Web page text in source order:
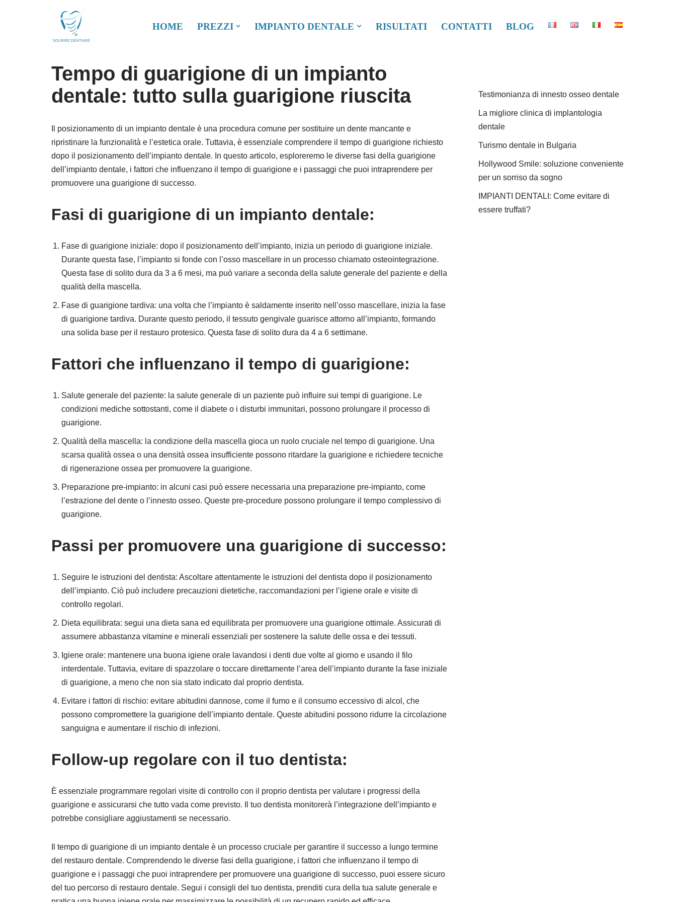
HOME PREZZI IMPIANTO DENTALE RISULTATI CONTATTI BLOG
Tempo di guarigione di un impianto
dentale: tutto sulla guarigione riuscita
Il posizionamento di un impianto dentale è una procedura comune per sostituire un dente mancante e
ripristinare la funzionalità e l’estetica orale. Tuttavia, è essenziale comprendere il tempo di guarigione richiesto
dopo il posizionamento dell’impianto dentale. In questo articolo, esploreremo le diverse fasi della guarigione
dell’impianto dentale, i fattori che influenzano il tempo di guarigione e i passaggi che puoi intraprendere per
promuovere una guarigione di successo.
Fasi di guarigione di un impianto dentale:
Fase di guarigione iniziale: dopo il posizionamento dell’impianto, inizia un periodo di guarigione iniziale.
Durante questa fase, l’impianto si fonde con l’osso mascellare in un processo chiamato osteointegrazione.
Questa fase di solito dura da 3 a 6 mesi, ma può variare a seconda della salute generale del paziente e della
qualità della mascella.
Fase di guarigione tardiva: una volta che l’impianto è saldamente inserito nell’osso mascellare, inizia la fase
di guarigione tardiva. Durante questo periodo, il tessuto gengivale guarisce attorno all’impianto, formando
una solida base per il restauro protesico. Questa fase di solito dura da 4 a 6 settimane.
Fattori che influenzano il tempo di guarigione:
Salute generale del paziente: la salute generale di un paziente può influire sui tempi di guarigione. Le
condizioni mediche sottostanti, come il diabete o i disturbi immunitari, possono prolungare il processo di
guarigione.
Qualità della mascella: la condizione della mascella gioca un ruolo cruciale nel tempo di guarigione. Una
scarsa qualità ossea o una densità ossea insufficiente possono ritardare la guarigione e richiedere tecniche
di rigenerazione ossea per promuovere la guarigione.
Preparazione pre-impianto: in alcuni casi può essere necessaria una preparazione pre-impianto, come
l’estrazione del dente o l’innesto osseo. Queste pre-procedure possono prolungare il tempo complessivo di
guarigione.
Passi per promuovere una guarigione di successo:
Seguire le istruzioni del dentista: Ascoltare attentamente le istruzioni del dentista dopo il posizionamento
dell’impianto. Ciò può includere precauzioni dietetiche, raccomandazioni per l’igiene orale e visite di
controllo regolari.
Dieta equilibrata: segui una dieta sana ed equilibrata per promuovere una guarigione ottimale. Assicurati di
assumere abbastanza vitamine e minerali essenziali per sostenere la salute delle ossa e dei tessuti.
Igiene orale: mantenere una buona igiene orale lavandosi i denti due volte al giorno e usando il filo
interdentale. Tuttavia, evitare di spazzolare o toccare direttamente l’area dell’impianto durante la fase iniziale
di guarigione, a meno che non sia stato indicato dal proprio dentista.
Evitare i fattori di rischio: evitare abitudini dannose, come il fumo e il consumo eccessivo di alcol, che
possono compromettere la guarigione dell’impianto dentale. Queste abitudini possono ridurre la circolazione
sanguigna e aumentare il rischio di infezioni.
Follow-up regolare con il tuo dentista:
È essenziale programmare regolari visite di controllo con il proprio dentista per valutare i progressi della
guarigione e assicurarsi che tutto vada come previsto. Il tuo dentista monitorerà l’integrazione dell’impianto e
potrebbe consigliare aggiustamenti se necessario.
Il tempo di guarigione di un impianto dentale è un processo cruciale per garantire il successo a lungo termine
del restauro dentale. Comprendendo le diverse fasi della guarigione, i fattori che influenzano il tempo di
guarigione e i passaggi che puoi intraprendere per promuovere una guarigione di successo, puoi essere sicuro
del tuo percorso di restauro dentale. Segui i consigli del tuo dentista, prenditi cura della tua salute generale e
Testimonianza di innesto osseo dentale
La migliore clinica di implantologia
dentale
Turismo dentale in Bulgaria
Hollywood Smile: soluzione conveniente
per un sorriso da sogno
IMPIANTI DENTALI: Come evitare di
essere truffati?